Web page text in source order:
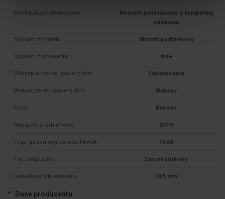
Konfiguracja elementów
Element podstawowy z kompletną
obudową
Sposób montażu Montaż podtynkowy
Sposób mocowania Inne
Zabezpieczenie powierzchni Lakierowanie
Wykończenie powierzchni Matowy
Kolor Beżowy
Napięcie znamionowe 250 V
Prąd łączeniowy do świetlówek 10 AX
Typ połączenia Zacisk śrubowy
Głębokość wbudowania 24.5 mm
Dane producenta